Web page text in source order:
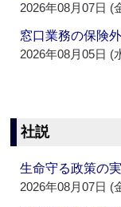
2026年08月07日 (
窓口業務の保険
2026年08月05日 (
社説
生命守る政策の
2026年08月07日 (